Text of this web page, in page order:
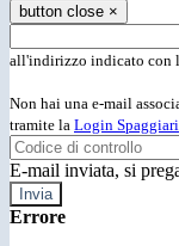
button close ×
all'indirizzo indicato con
Non hai una e-mail
tramite la Login Spaggiari
E-mail inviata, si
Errore